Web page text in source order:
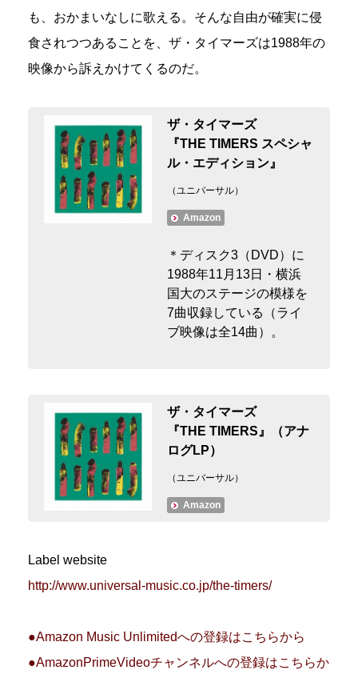
も、おかまいなしに歌える。そんな自由が確実に侵
食されつつあることを、ザ・タイマーズは1988年の
映像から訴えかけてくるのだ。
ザ・タイマーズ
『THE TIMERS スペシャ
ル・エディション』
（ユニバーサル）
Amazon
＊ディスク3（DVD）に
1988年11月13日・横浜
国大のステージの模様を
7曲収録している（ライ
ブ映像は全14曲）。
ザ・タイマーズ
『THE TIMERS』（アナ
ログLP）
（ユニバーサル）
Amazon
Label website
http://www.universal-music.co.jp/the-timers/
●Amazon Music Unlimitedへの登録はこちらから
●AmazonPrimeVideoチャンネルへの登録はこちらか